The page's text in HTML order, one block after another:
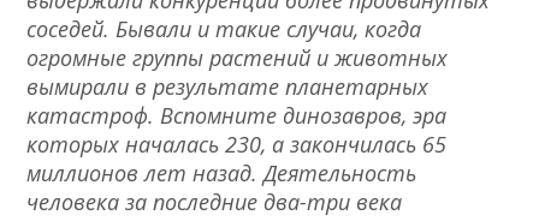
соседей. Бывали и такие случаи, когда
огромные группы растений и животных
вымирали в результате планетарных
катастроф. Вспомните динозавров, эра
которых началась 230, а закончилась 65
миллионов лет назад. Деятельность
человека за последние два-три века